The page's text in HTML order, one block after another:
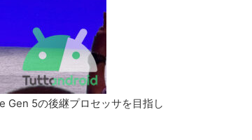
Gen 5の後継プロセッサを目指し